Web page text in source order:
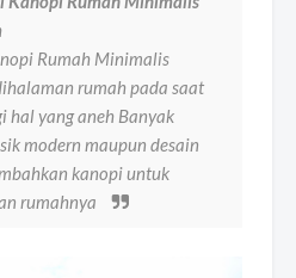
Rumah Minimalis
rumah pada saat
hal yang aneh Banyak
modern maupun desain
kanopi untuk
rumahnya